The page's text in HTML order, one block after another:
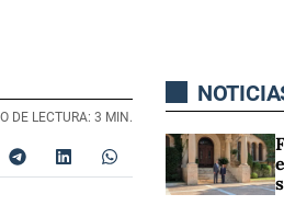
DE LECTURA: 3 MIN.